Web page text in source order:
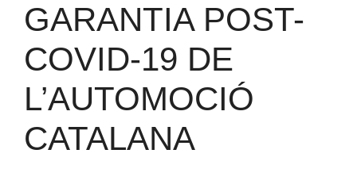
GARANTIA POST-
COVID-19 DE
L’AUTOMOCIÓ
CATALANA